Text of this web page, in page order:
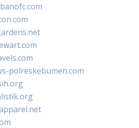
polreskebumen.com